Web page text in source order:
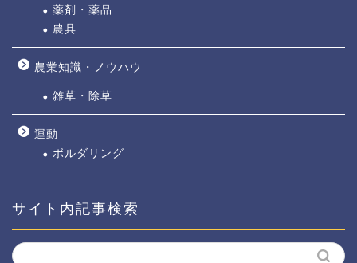
薬剤・薬品
農具
農業知識・ノウハウ
雑草・除草
運動
ボルダリング
サイト内記事検索